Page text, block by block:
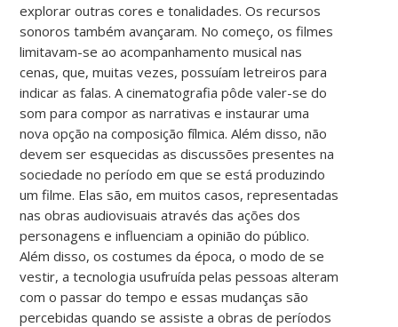
explorar outras cores e tonalidades. Os recursos
sonoros também avançaram. No começo, os filmes
limitavam-se ao acompanhamento musical nas
cenas, que, muitas vezes, possuíam letreiros para
indicar as falas. A cinematografia pôde valer-se do
som para compor as narrativas e instaurar uma
nova opção na composição fílmica. Além disso, não
devem ser esquecidas as discussões presentes na
sociedade no período em que se está produzindo
um filme. Elas são, em muitos casos, representadas
nas obras audiovisuais através das ações dos
personagens e influenciam a opinião do público.
Além disso, os costumes da época, o modo de se
vestir, a tecnologia usufruída pelas pessoas alteram
com o passar do tempo e essas mudanças são
percebidas quando se assiste a obras de períodos